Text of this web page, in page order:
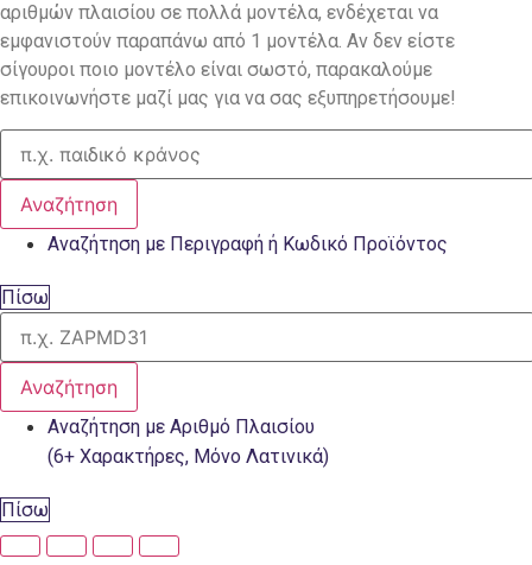
αριθμών πλαισίου σε πολλά μοντέλα, ενδέχεται να
εμφανιστούν παραπάνω από 1 μοντέλα. Αν δεν είστε
σίγουροι ποιο μοντέλο είναι σωστό, παρακαλούμε
επικοινωνήστε μαζί μας για να σας εξυπηρετήσουμε!
Αναζήτηση
Αναζήτηση με Περιγραφή ή Κωδικό Προϊόντος
Πίσω
Αναζήτηση
Αναζήτηση με Αριθμό Πλαισίου
(6+ Χαρακτήρες, Μόνο Λατινικά)
Πίσω